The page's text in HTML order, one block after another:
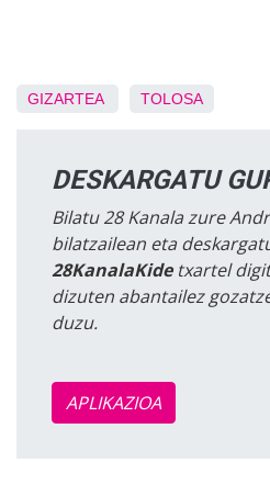
GIZARTEA TOLOSA
DESKARGATU
Bilatu 28 Kanala zure
bilatzailean eta
28KanalaKidetxartel
dizuten abantailez
duzu.
APLIKAZIOA